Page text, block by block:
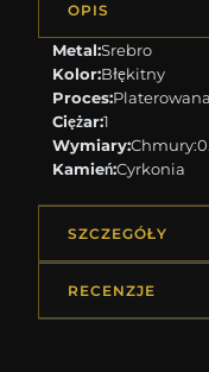
OPIS
Metal:Srebro
Kolor:Błękitny
Proces:
Ciężar:1
Wymiary:
Kamień:Cyrkonia
SZCZEGÓŁY
RECENZJE